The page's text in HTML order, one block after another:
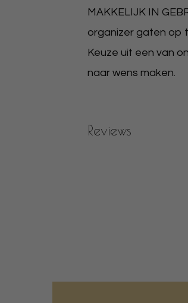
MAKKELIJK IN
organizer gaten op
Keuze uit een van
naar wens maken.
Reviews